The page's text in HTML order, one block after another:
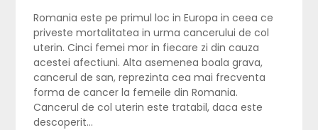
Romania este pe primul loc in Europa in ceea ce
priveste mortalitatea in urma cancerului de col
uterin. Cinci femei mor in fiecare zi din cauza
acestei afectiuni. Alta asemenea boala grava,
cancerul de san, reprezinta cea mai frecventa
forma de cancer la femeile din Romania.
Cancerul de col uterin este tratabil, daca este
descoperit…